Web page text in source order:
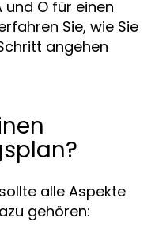
und O für einen
Sie, wie Sie
angehen
alle Aspekte
gehören: